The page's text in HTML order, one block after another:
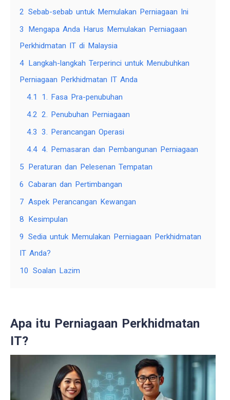
2 Sebab-sebab untuk Memulakan Perniagaan Ini
3
Mengapa Anda Harus Memulakan Perniagaan
Perkhidmatan IT di Malaysia
4 Langkah-langkah Terperinci untuk Menubuhkan
Perniagaan Perkhidmatan IT Anda
4.1
1. Fasa Pra-penubuhan
4.2 2. Penubuhan Perniagaan
4.3 3. Perancangan Operasi
4.4 4. Pemasaran dan Pembangunan Perniagaan
5 Peraturan dan Pelesenan Tempatan
6 Cabaran dan Pertimbangan
7 Aspek Perancangan Kewangan
8 Kesimpulan
9 Sedia untuk Memulakan Perniagaan Perkhidmatan
IT Anda?
10 Soalan Lazim
Apa itu Perniagaan Perkhidmatan
IT?